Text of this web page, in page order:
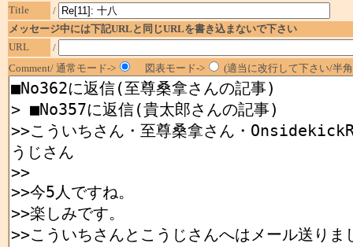
Title
/
メッセージ中には下記URLと同じURLを書き込まないで下さい
URL
/
Comment/ 通常モード->
図表モード-> (適当に改行して下さい/半